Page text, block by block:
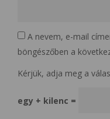
A nevem, e-mail
böngészőben a
Kérjük, adja meg a
egy + kilenc =